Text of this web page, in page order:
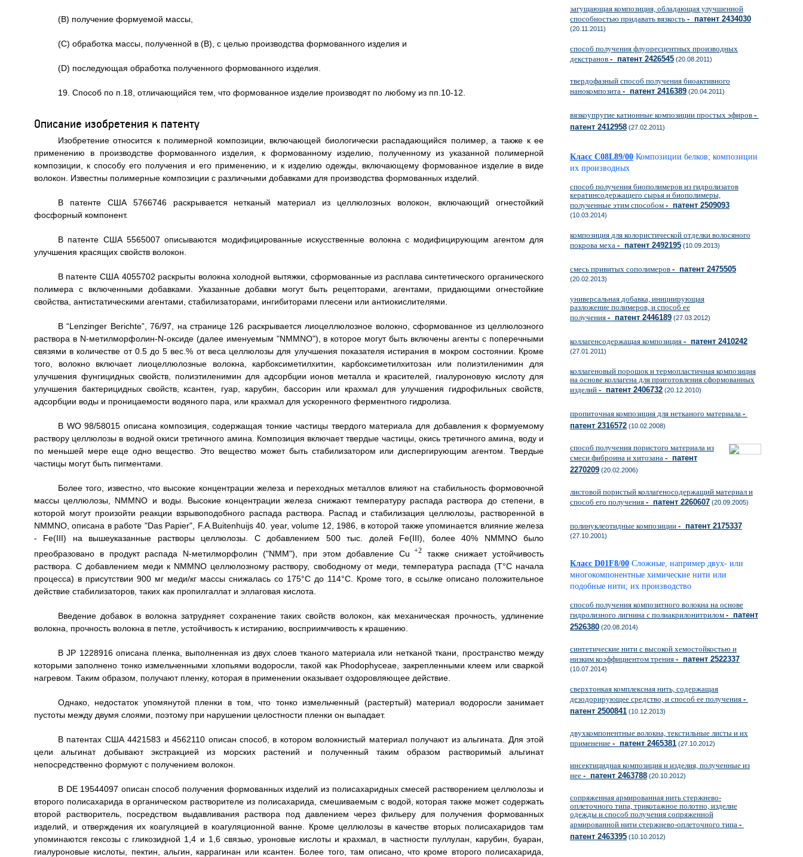
(B) получение формуемой массы,
(C) обработка массы, полученной в (В), с целью производства формованного изделия и
(D) последующая обработка полученного формованного изделия.
19. Способ по п.18, отличающийся тем, что формованное изделие производят по любому из пп.10-12.
Описание изобретения к патенту
Изобретение относится к полимерной композиции, включающей биологически распадающийся полимер, а также к ее
применению в производстве формованного изделия, к формованному изделию, полученному из указанной полимерной
композиции, к способу его получения и его применению, и к изделию одежды, включающему формованное изделие в виде
волокон. Известны полимерные композиции с различными добавками для производства формованных изделий.
В патенте США 5766746 раскрывается нетканый материал из целлюлозных волокон, включающий огнестойкий
фосфорный компонент.
В патенте США 5565007 описываются модифицированные искусственные волокна с модифицирующим агентом для
улучшения красящих свойств волокон.
В патенте США 4055702 раскрыты волокна холодной вытяжки, сформованные из расплава синтетического органического
полимера с включенными добавками. Указанные добавки могут быть рецепторами, агентами, придающими огнестойкие
свойства, антистатическими агентами, стабилизаторами, ингибиторами плесени или антиокислителями.
В “Lenzinger Berichte”, 76/97, на странице 126 раскрывается лиоцеллюлозное волокно, сформованное из целлюлозного
раствора в N-метилморфолин-N-оксиде (далее именуемым "NMMNO"), в которое могут быть включены агенты с поперечными
связями в количестве от 0.5 до 5 вес.% от веса целлюлозы для улучшения показателя истирания в мокром состоянии. Кроме
того, волокно включает лиоцеллюлозные волокна, карбоксиметилхитин, карбоксиметилхитозан или полиэтиленимин для
улучшения фунгицидных свойств, полиэтиленимин для адсорбции ионов металла и красителей, гиалуроновую кислоту для
улучшения бактерицидных свойств, ксантен, гуар, карубин, бассорин или крахмал для улучшения гидрофильных свойств,
адсорбции воды и проницаемости водяного пара, или крахмал для ускоренного ферментного гидролиза.
В WO 98/58015 описана композиция, содержащая тонкие частицы твердого материала для добавления к формуемому
раствору целлюлозы в водной окиси третичного амина. Композиция включает твердые частицы, окись третичного амина, воду и
по меньшей мере еще одно вещество. Это вещество может быть стабилизатором или диспергирующим агентом. Твердые
частицы могут быть пигментами.
Более того, известно, что высокие концентрации железа и переходных металлов влияют на стабильность формовочной
массы целлюлозы, NMMNO и воды. Высокие концентрации железа снижают температуру распада раствора до степени, в
которой могут произойти реакции взрывоподобного распада раствора. Распад и стабилизация целлюлозы, растворенной в
NMMNO, описана в работе "Das Papier", F.A.Buitenhuijs 40. year, volume 12, 1986, в которой также упоминается влияние железа
- Fe(III) на вышеуказанные растворы целлюлозы. С добавлением 500 тыс. долей Fe(III), более 40% NMMNO было
преобразовано в продукт распада N-метилморфолин ("NMM"), при этом добавление Cu +2
также снижает устойчивость
раствора. С добавлением меди к NMMNO целлюлозному раствору, свободному от меди, температура распада (Т°С начала
процесса) в присутствии 900 мг меди/кг массы снижалась со 175°С до 114°С. Кроме того, в ссылке описано положительное
действие стабилизаторов, таких как пропилгаллат и эллаговая кислота.
Введение добавок в волокна затрудняет сохранение таких свойств волокон, как механическая прочность, удлинение
волокна, прочность волокна в петле, устойчивость к истиранию, восприимчивость к крашению.
В JP 1228916 описана пленка, выполненная из двух слоев тканого материала или нетканой ткани, пространство между
которыми заполнено тонко измельченными хлопьями водоросли, такой как Phodophyceae, закрепленными клеем или сваркой
нагревом. Таким образом, получают пленку, которая в применении оказывает оздоровляющее действие.
Однако, недостаток упомянутой пленки в том, что тонко измельченный (растертый) материал водоросли занимает
пустоты между двумя слоями, поэтому при нарушении целостности пленки он выпадает.
В патентах США 4421583 и 4562110 описан способ, в котором волокнистый материал получают из альгината. Для этой
цели альгинат добывают экстракцией из морских растений и полученный таким образом растворимый альгинат
непосредственно формуют с получением волокон.
В DE 19544097 описан способ получения формованных изделий из полисахаридных смесей растворением целлюлозы и
второго полисахарида в органическом растворителе из полисахарида, смешиваемым с водой, которая также может содержать
второй растворитель, посредством выдавливания раствора под давлением через фильеру для получения формованных
изделий, и отверждения их коагуляцией в коагуляционной ванне. Кроме целлюлозы в качестве вторых полисахаридов там
упоминаются гексозы с гликозидной 1,4 и 1,6 связью, уроновые кислоты и крахмал, в частности пуллулан, карубин, буаран,
гиалуроновые кислоты, пектин, альгин, каррагинан или ксантен. Более того, там описано, что кроме второго полисахарида,
загущающая композиция, обладающая улучшенной
способностью придавать вязкость - патент 2434030
(20.11.2011)
способ получения флуоресцентных производных
декстранов - патент 2426545 (20.08.2011)
твердофазный способ получения биоактивного
нанокомпозита - патент 2416389 (20.04.2011)
вязкоупругие катионные композиции простых эфиров -
патент 2412958 (27.02.2011)
Класс C08L89/00 Композиции белков; композиции
их производных
способ получения биополимеров из гидролизатов
кератинсодержащего сырья и биополимеры,
полученные этим способом - патент 2509093
(10.03.2014)
композиция для колористической отделки волосяного
покрова меха - патент 2492195 (10.09.2013)
смесь привитых сополимеров - патент 2475505
(20.02.2013)
универсальная добавка, инициирующая
разложение полимеров, и способ ее
получения - патент 2446189 (27.03.2012)
коллагенсодержащая композиция - патент 2410242
(27.01.2011)
коллагеновый порошок и термопластичная композиция
на основе коллагена для приготовления сформованных
изделий - патент 2406732 (20.12.2010)
пропиточная композиция для нетканого материала -
патент 2316572 (10.02.2008)
способ получения пористого материала из
смеси фиброина и хитозана - патент
2270209 (20.02.2006)
листовой пористый коллагеносодержащий материал и
способ его получения - патент 2260607 (20.09.2005)
полинуклеотидные композиции - патент 2175337
(27.10.2001)
Класс D01F8/00 Сложные, например двух- или
многокомпонентные химические нити или
подобные нити; их производство
способ получения композитного волокна на основе
гидролизного лигнина с полиакрилонитрилом - патент
2526380 (20.08.2014)
синтетические нити с высокой хемостойкостью и
низким коэффициентом трения - патент 2522337
(10.07.2014)
сверхтонкая комплексная нить, содержащая
дезодорирующее средство, и способ ее получения -
патент 2500841 (10.12.2013)
двухкомпонентные волокна, текстильные листы и их
применение - патент 2465381 (27.10.2012)
инсектицидная композиция и изделия, полученные из
нее - патент 2463788 (20.10.2012)
сопряженная армированная нить стержнево-
оплеточного типа, трикотажное полотно, изделие
одежды и способ получения сопряженной
армированной нити стержнево-оплеточного типа -
патент 2463395 (10.10.2012)